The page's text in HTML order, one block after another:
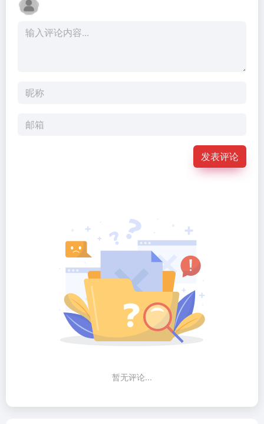
发表评论
暂无评论...